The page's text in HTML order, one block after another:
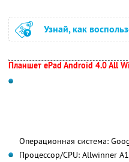
Узнай, как
Планшет ePad Android 4.0 All
Операционная система:
Процессор/CPU: Allwinner